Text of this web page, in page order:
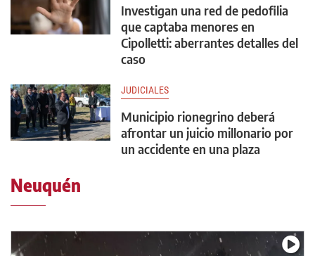
Investigan una red de pedofilia
que captaba menores en
Cipolletti: aberrantes detalles del
caso
JUDICIALES
Municipio rionegrino deberá
afrontar un juicio millonario por
un accidente en una plaza
Neuquén